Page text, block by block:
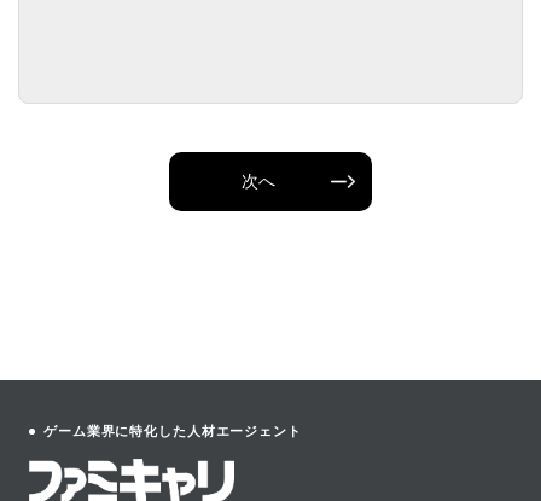
次へ
ゲーム業界に特化した人材エージェント